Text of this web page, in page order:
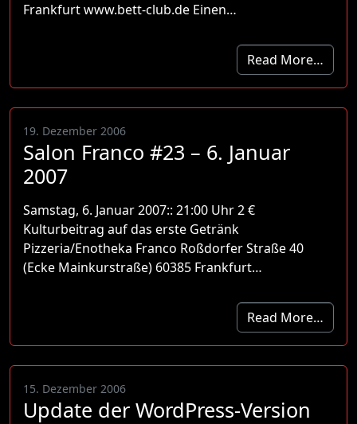
Frankfurt www.bett-club.de Einen…
Read More…
19. Dezember 2006
Salon Franco #23 – 6. Januar
2007
Samstag, 6. Januar 2007:: 21:00 Uhr 2 €
Kulturbeitrag auf das erste Getränk
Pizzeria/Enotheka Franco Roßdorfer Straße 40
(Ecke Mainkurstraße) 60385 Frankfurt…
Read More…
15. Dezember 2006
Update der WordPress-Version